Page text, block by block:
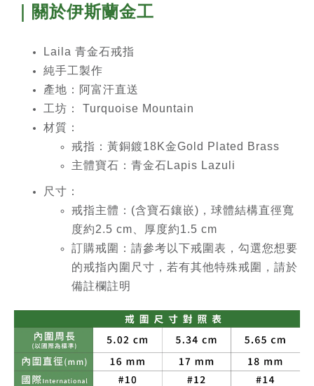
｜關於伊斯蘭金工
Laila 青金石戒指
純手工製作
產地：阿富汗直送
工坊： Turquoise Mountain
材質：
戒指：黃銅鍍18K金Gold Plated Brass
主體寶石：青金石Lapis Lazuli
尺寸：
戒指主體：(含寶石鑲嵌)，球體結構直徑寬
度約2.5 cm、厚度約1.5 cm
訂購戒圍：請參考以下戒圍表，勾選您想要
的戒指內圍尺寸，若有其他特殊戒圍，請於
備註欄註明